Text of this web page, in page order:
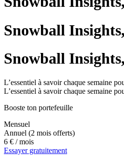
Snowball
Snowball
L’essentiel à savoir chaque semaine
L’essentiel à savoir chaque semaine
Booste ton portefeuille
Mensuel
Annuel (2 mois offerts)
6 € / mois
Essayer gratuitement